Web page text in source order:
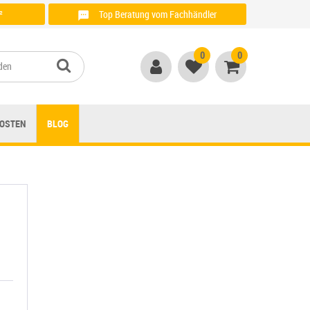
Top Beratung vom Fachhändler
0
0
BLOG